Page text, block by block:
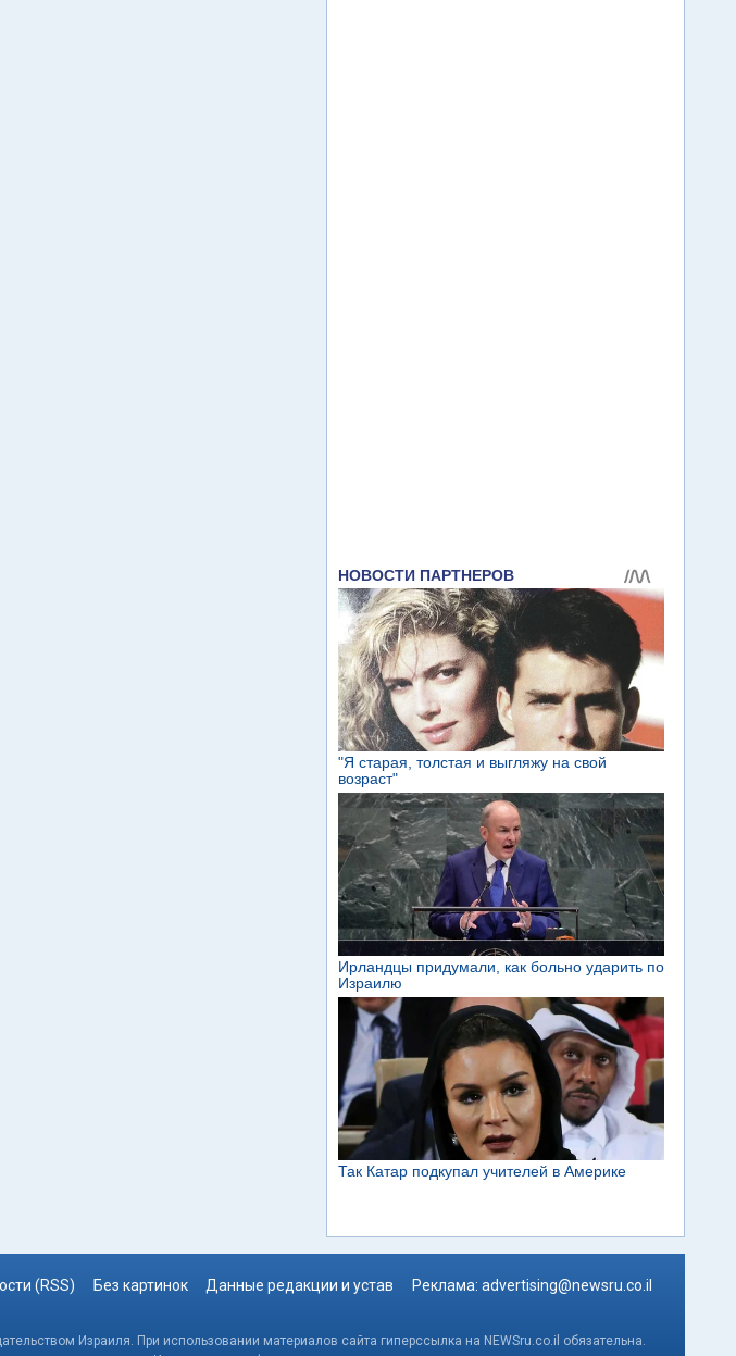
(RSS) Без картинок Данные редакции и устав Реклама: advertising@newsru.co.il
Израиля. При использовании материалов сайта гиперссылка на NEWSru.co.il обязательна.